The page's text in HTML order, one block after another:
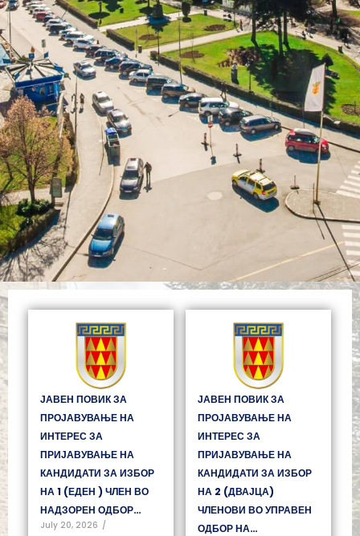
ЈАВЕН ПОВИК ЗА
ПРОЈАВУВАЊЕ НА
ИНТЕРЕС ЗА
ПРИЈАВУВАЊЕ НА
КАНДИДАТИ ЗА ИЗБОР
НА 1 (ЕДЕН ) ЧЛЕН ВО
НАДЗОРЕН ОДБОР…
July 20, 2026 /
ЈАВЕН ПОВИК ЗА
ПРОЈАВУВАЊЕ НА
ИНТЕРЕС ЗА
ПРИЈАВУВАЊЕ НА
КАНДИДАТИ ЗА ИЗБОР
НА 2 (ДВАЈЦА)
ЧЛЕНОВИ ВО УПРАВЕН
ОДБОР НА…